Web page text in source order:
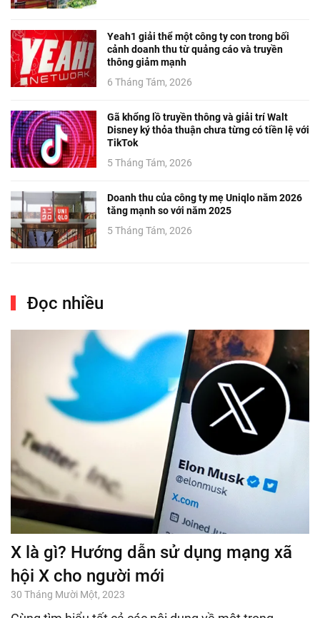
Yeah1 giải thể một công ty con trong bối
cảnh doanh thu từ quảng cáo và truyền
thông giảm mạnh
6 Tháng Tám, 2026
Gã khổng lồ truyền thông và giải trí Walt
Disney ký thỏa thuận chưa từng có tiền lệ với
TikTok
5 Tháng Tám, 2026
Doanh thu của công ty mẹ Uniqlo năm 2026
tăng mạnh so với năm 2025
5 Tháng Tám, 2026
Đọc nhiều
X là gì? Hướng dẫn sử dụng mạng xã
hội X cho người mới
30 Tháng Mười Một, 2023